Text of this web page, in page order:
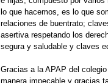
lo que hacemos, es lo que
relaciones de buentrato;
asertiva respetando los
segura y saludable y claves
Gracias a la APAP del
manera impecable y gracias